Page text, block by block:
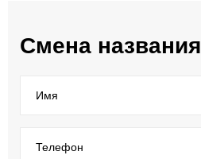
Смена названия
Имя
Телефон